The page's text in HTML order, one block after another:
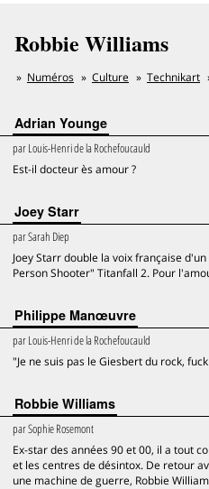
Robbie Williams
Numéros Culture Technikart
Adrian Younge
parLouis-Henri de la Rochefoucauld
Est-il docteur ès amour ?
Joey Starr
parSarah Diep
Joey Starr double la voix française
Person Shooter" Titanfall 2. Pour
Philippe Manœuvre
parLouis-Henri de la Rochefoucauld
"Je ne suis pas le Giesbert du rock,
Robbie Williams
parSophie Rosemont
Ex-star des années 90 et 00, il a tout
et les centres de désintox. De retour
une machine de guerre, Robbie